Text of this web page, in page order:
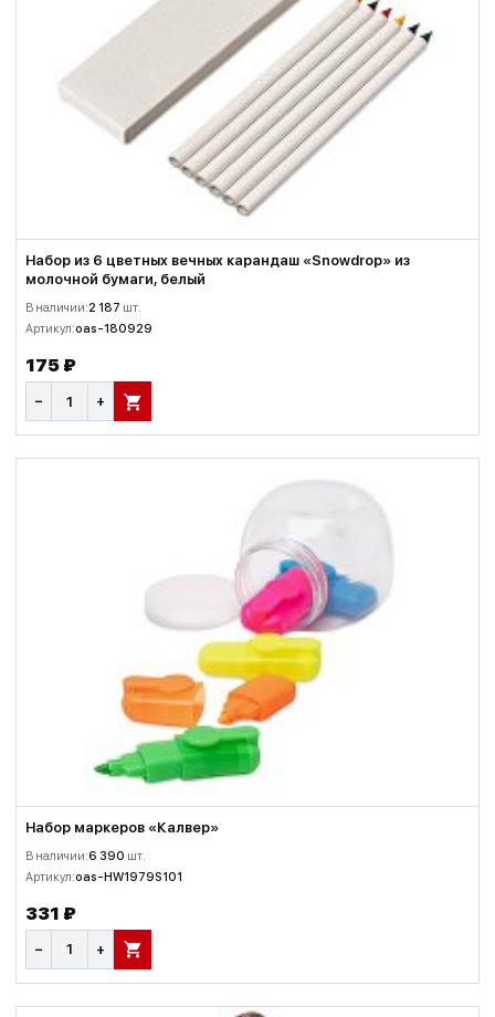
Набор из 6 цветных вечных карандаш «Snowdrop» из
молочной бумаги, белый
В наличии:2 187 шт.
Артикул:oas-180929
175 ₽
− + В КОРЗИНУ
Набор маркеров «Калвер»
В наличии:6 390 шт.
Артикул:oas-HW1979S101
331 ₽
− + В КОРЗИНУ